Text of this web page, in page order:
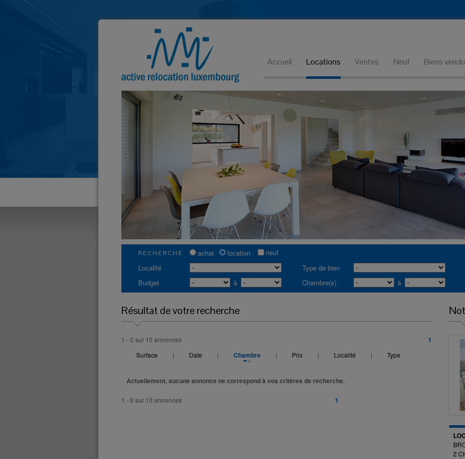
Accueil Locations Ventes Neuf Biens
RECHERCHE achat location
neuf
Localité
Type de bien
Budget
à Chambre(s) à
Résultat de votre recherche
1 - 0 sur 10 annonces 1
Surface | Date | Chambre | Prix | Localité | Type
Actuellement, aucune annonce ne correspond à vos critères de recherche.
1 - 0 sur 10 annonces 1
2